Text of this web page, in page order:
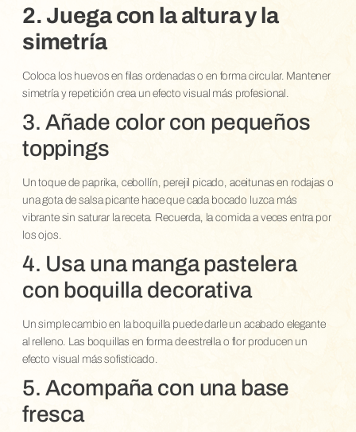
2. Juega con la altura y la
simetría
Coloca los huevos en filas ordenadas o en forma circular. Mantener
simetría y repetición crea un efecto visual más profesional.
3. Añade color con pequeños
toppings
Un toque de paprika, cebollín, perejil picado, aceitunas en rodajas o
una gota de salsa picante hace que cada bocado luzca más
vibrante sin saturar la receta. Recuerda, la comida a veces entra por
los ojos.
4. Usa una manga pastelera
con boquilla decorativa
Un simple cambio en la boquilla puede darle un acabado elegante
al relleno. Las boquillas en forma de estrella o flor producen un
efecto visual más sofisticado.
5. Acompaña con una base
fresca